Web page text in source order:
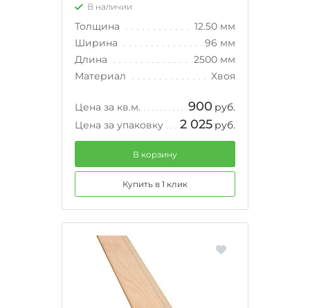
В наличии
Толщина
12.50 мм
Ширина
96 мм
Длина
2500 мм
Материал
Хвоя
Цена за кв.м. 900 руб.
Цена за упаковку
2 025 руб.
В корзину
Купить в 1 клик